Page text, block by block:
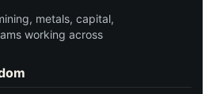
metals, capital,
working across